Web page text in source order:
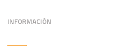
INFORMACIÓN